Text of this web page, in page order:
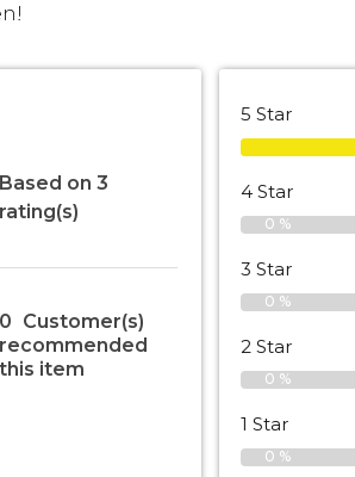
Based on 3
rating(s)
0 Customer(s)
recommended
this item
5 Star
4 Star
0 %
3 Star
0 %
2 Star
0 %
1 Star
0 %